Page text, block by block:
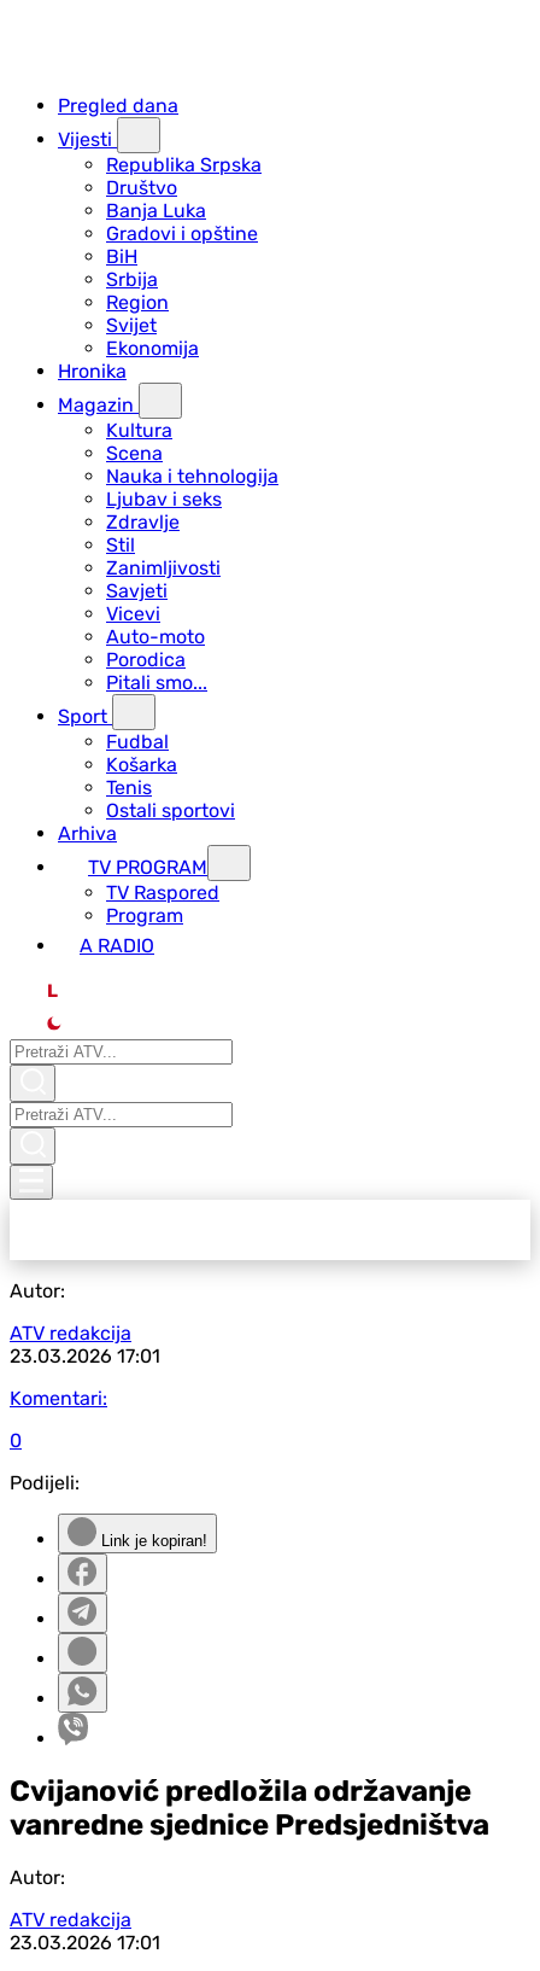
Pregled dana
Vijesti
Republika Srpska
Društvo
Banja Luka
Gradovi i opštine
BiH
Srbija
Region
Svijet
Ekonomija
Hronika
Magazin
Kultura
Scena
Nauka i tehnologija
Ljubav i seks
Zdravlje
Stil
Zanimljivosti
Savjeti
Vicevi
Auto-moto
Porodica
Pitali smo...
Sport
Fudbal
Košarka
Tenis
Ostali sportovi
Arhiva
TV PROGRAM
ТV Raspored
Program
A RADIO
L
Autor:
ATV redakcija
23.03.2026 17:01
Komentari:
0
Podijeli:
Link je kopiran!
Cvijanović predložila održavanje
vanredne sjednice Predsjedništva
Autor:
ATV redakcija
23.03.2026 17:01